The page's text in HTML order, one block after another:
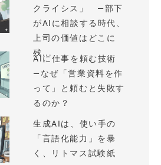
クライシス」 —部下
がAIに相談する時代、
上司の価値はどこに
残...
AIに仕事を頼む技術
—なぜ「営業資料を作
って」と頼むと失敗す
るのか？
生成AIは、使い手の
「言語化能力」を暴
く、リトマス試験紙